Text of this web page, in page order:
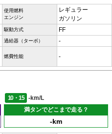
使用燃料
エンジン
レギュラー
ガソリン
駆動方式 FF
過給器（ターボ） -
燃費性能 -
10・15
-km/L
満タンでどこまで走る？
-km